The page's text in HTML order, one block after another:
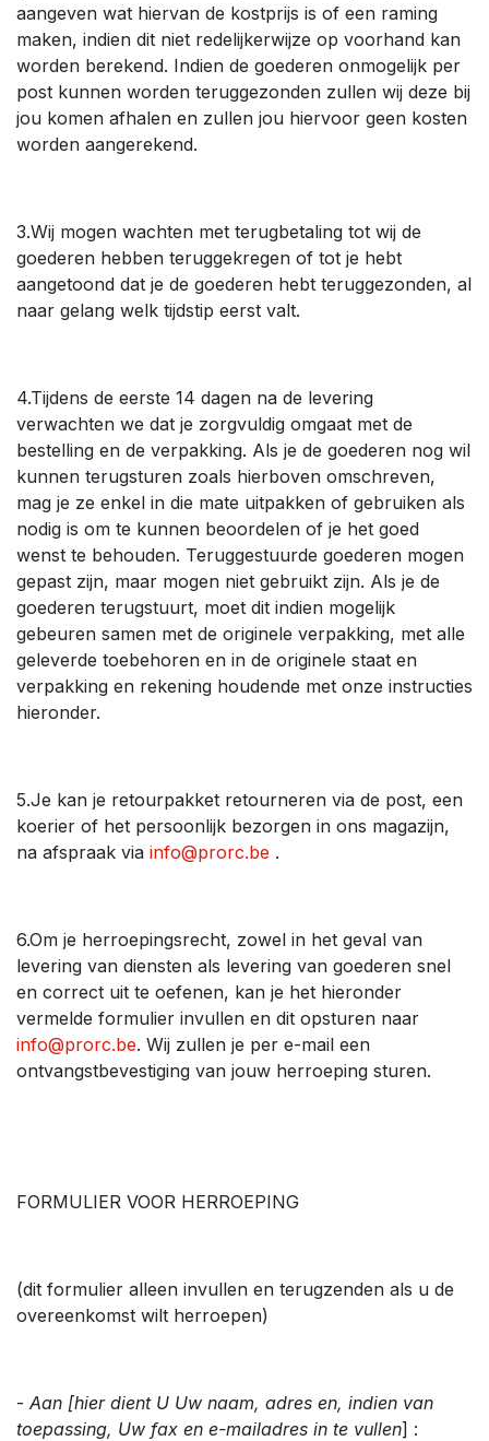
aangeven wat hiervan de kostprijs is of een raming
maken, indien dit niet redelijkerwijze op voorhand kan
worden berekend. Indien de goederen onmogelijk per
post kunnen worden teruggezonden zullen wij deze bij
jou komen afhalen en zullen jou hiervoor geen kosten
worden aangerekend.
3.Wij mogen wachten met terugbetaling tot wij de
goederen hebben teruggekregen of tot je hebt
aangetoond dat je de goederen hebt teruggezonden, al
naar gelang welk tijdstip eerst valt.
4.Tijdens de eerste 14 dagen na de levering
verwachten we dat je zorgvuldig omgaat met de
bestelling en de verpakking. Als je de goederen nog wil
kunnen terugsturen zoals hierboven omschreven,
mag je ze enkel in die mate uitpakken of gebruiken als
nodig is om te kunnen beoordelen of je het goed
wenst te behouden. Teruggestuurde goederen mogen
gepast zijn, maar mogen niet gebruikt zijn. Als je de
goederen terugstuurt, moet dit indien mogelijk
gebeuren samen met de originele verpakking, met alle
geleverde toebehoren en in de originele staat en
verpakking en rekening houdende met onze instructies
hieronder.
5.Je kan je retourpakket retourneren via de post, een
koerier of het persoonlijk bezorgen in ons magazijn,
na afspraak via info@prorc.be .
6.Om je herroepingsrecht, zowel in het geval van
levering van diensten als levering van goederen snel
en correct uit te oefenen, kan je het hieronder
vermelde formulier invullen en dit opsturen naar
info@prorc.be. Wij zullen je per e-mail een
ontvangstbevestiging van jouw herroeping sturen.
FORMULIER VOOR HERROEPING
(dit formulier alleen invullen en terugzenden als u de
overeenkomst wilt herroepen)
- Aan [hier dient U Uw naam, adres en, indien van
toepassing, Uw fax en e-mailadres in te vullen] :